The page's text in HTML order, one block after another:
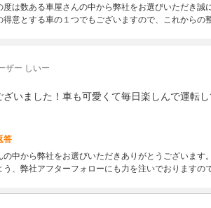
度は数ある車屋さんの中から弊社をお選びいただき
得意とする車の１つでもございますので、これから
ザー しいー
ざいました！車も可愛くて毎日楽しんで運転
答
の中から弊社をお選びいただきありがとうございま
う、弊社アフターフォローにも力を注いでおります